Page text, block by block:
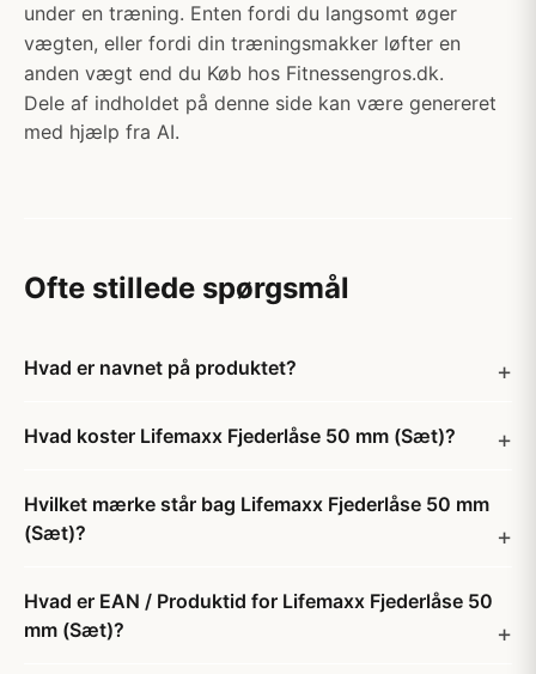
under en træning. Enten fordi du langsomt øger
vægten, eller fordi din træningsmakker løfter en
anden vægt end du Køb hos Fitnessengros.dk.
Dele af indholdet på denne side kan være genereret
med hjælp fra AI.
Ofte stillede spørgsmål
Hvad er navnet på produktet?
Hvad koster Lifemaxx Fjederlåse 50 mm (Sæt)?
Hvilket mærke står bag Lifemaxx Fjederlåse 50 mm
(Sæt)?
Hvad er EAN / Produktid for Lifemaxx Fjederlåse 50
mm (Sæt)?